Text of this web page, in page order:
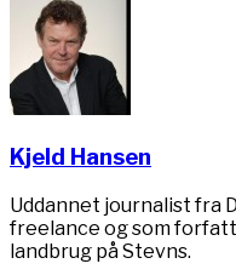
Kjeld Hansen
Uddannet journalist fra
freelance og som
landbrug på Stevns.